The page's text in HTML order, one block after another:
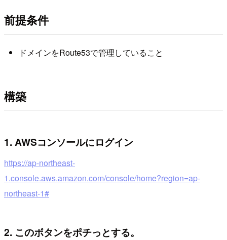
前提条件
ドメインをRoute53で管理していること
構築
1. AWSコンソールにログイン
https://ap-northeast-
1.console.aws.amazon.com/console/home?region=ap-
northeast-1#
2. このボタンをポチっとする。